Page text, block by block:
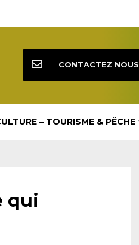
– TOURISME & PÊCHE
CONTACTEZ NOUS
qui